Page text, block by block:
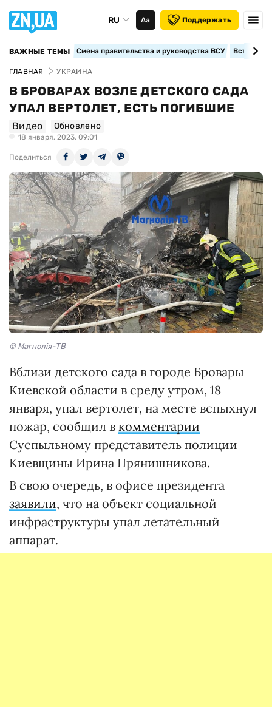
RU Аа Поддержать
ВАЖНЫЕ ТЕМЫ Смена правительства и руководства ВСУ
ГЛАВНАЯ УКРАИНА
В БРОВАРАХ ВОЗЛЕ ДЕТСКОГО САДА
УПАЛ ВЕРТОЛЕТ, ЕСТЬ ПОГИБШИЕ
Видео Обновлено
18 января, 2023, 09:01
Поделиться
© Магнолія-ТВ
Вблизи детского сада в городе Бровары
Киевской области в среду утром, 18
января, упал вертолет, на месте вспыхнул
пожар, сообщил в комментарии
Суспыльному представитель полиции
Киевщины Ирина Прянишникова.
В свою очередь, в офисе президента
заявили, что на объект социальной
инфраструктуры упал летательный
аппарат.